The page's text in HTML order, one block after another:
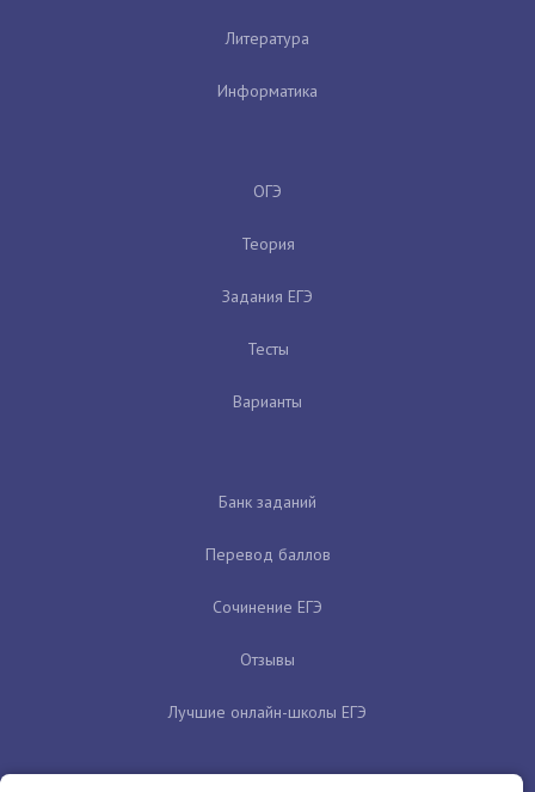
Литература
Информатика
ОГЭ
Теория
Задания ЕГЭ
Тесты
Варианты
Банк заданий
Перевод баллов
Сочинение ЕГЭ
Отзывы
Лучшие онлайн-школы ЕГЭ